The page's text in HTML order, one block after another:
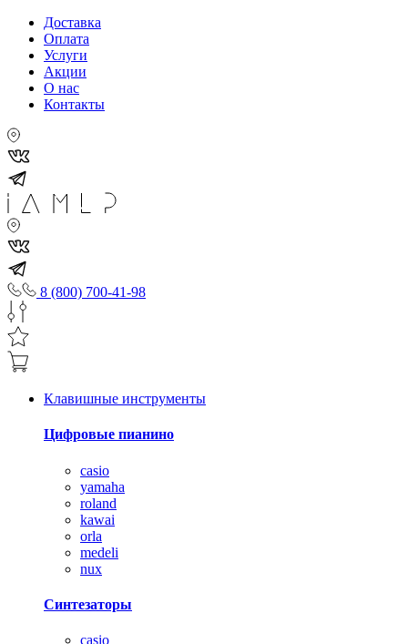
Доставка
Оплата
Услуги
Акции
О нас
Контакты
8 (800) 700-41-98
Клавишные инструменты
Цифровые пианино
casio
yamaha
roland
kawai
orla
medeli
nux
Синтезаторы
casio